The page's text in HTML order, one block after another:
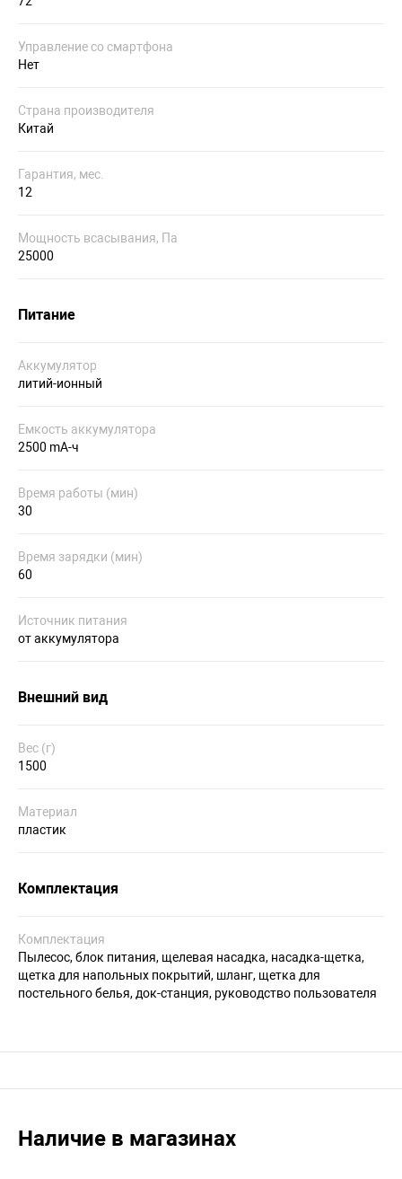
Управление со смартфона
Нет
Страна производителя
Китай
Гарантия, мес.
12
Мощность всасывания, Па
25000
Питание
Аккумулятор
литий-ионный
Емкость аккумулятора
2500 mA-ч
Время работы (мин)
30
Время зарядки (мин)
60
Источник питания
от аккумулятора
Внешний вид
Вес (г)
1500
Материал
пластик
Комплектация
Комплектация
Пылесос, блок питания, щелевая насадка, насадка-щетка,
щетка для напольных покрытий, шланг, щетка для
постельного белья, док-станция, руководство пользователя
Наличие в магазинах